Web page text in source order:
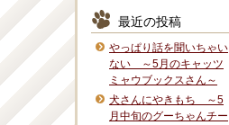
最近の投稿
やっぱり話を聞いちゃい
ない ～5月のキャッツ
ミャウブックスさん～
犬さんにやきもち ～5
月中旬のグーちゃんチー